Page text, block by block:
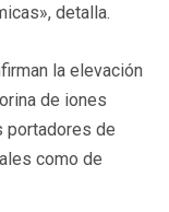
detalla.
la elevación
de iones
portadores de
como de